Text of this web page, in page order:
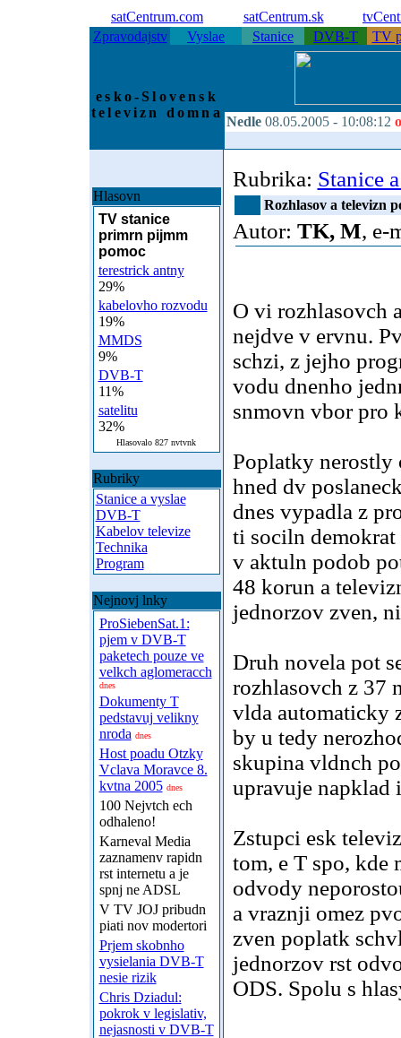
satCentrum.com satCentrum.sk
Zpravodajstv
Vyslae Stanice DVB-T TV
esko-Slovensk
televizn domna
Nedle 08.05.2005 - 10:08:12
Hlasovn
TV stanice
primrn pijmm
pomoc
terestrick antny
29%
kabelovho rozvodu
19%
MMDS
9%
DVB-T
11%
satelitu
32%
Hlasovalo 827 nvtvnk
Rubriky
Stanice a vyslae
DVB-T
Kabelov televize
Technika
Program
Nejnovj lnky
ProSiebenSat.1:
pjem v DVB-T
paketech pouze ve
velkch aglomeracch
dnes
Dokumenty T
pedstavuj velikny
nroda dnes
Host poadu Otzky
Vclava Moravce 8.
kvtna 2005 dnes
100 Nejvtch ech
odhaleno!
Karneval Media
zaznamenv rapidn
rst internetu a je
spnj ne ADSL
V TV JOJ pribudn
piati nov modertori
Prjem skobnho
vysielania DVB-T
nesie rizik
Chris Dziadul:
pokrok v legislativ,
nejasnosti v DVB-T
Rubrika: Stanice
Rozhlasov a televizn
Autor: TK, M, e-
O vi rozhlasovch
nejdve v ervnu.
schzi, z jejho
vodu dnenho
snmovn vbor pro
Poplatky nerostly
hned dv
dnes vypadla z
ti sociln demokrat
v aktuln podob
48 korun a
jednorzov zven,
Druh novela pot
rozhlasovch z 37
vlda automaticky
by u tedy
skupina vldnch
upravuje napklad
Zstupci esk
tom, e T spo, kde
odvody
a vraznji omez
zven poplatk
jednorzov rst
ODS. Spolu s